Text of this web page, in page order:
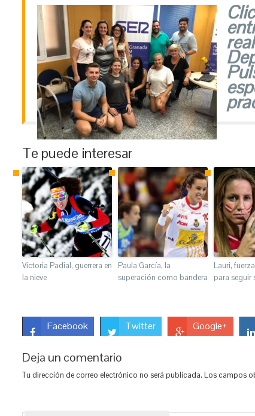
Te puede interesar
Victoria Padial, guerrera en
la nieve
Paula García, la
superación como bandera
Lauri,
para seguir
Facebook Twitter Google+
Deja un comentario
Tu dirección de correo electrónico no será publicada. Los campos